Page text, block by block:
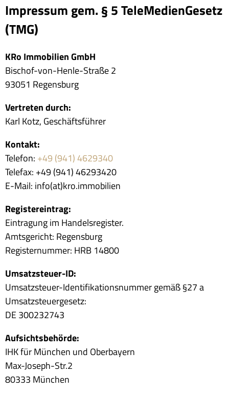
Impressum gem. § 5 TeleMedienGesetz
(TMG)
KRo Immobilien GmbH
Bischof-von-Henle-Straße 2
93051 Regensburg
Vertreten durch:
Karl Kotz, Geschäftsführer
Kontakt:
Telefon: +49 (941) 4629340
Telefax: +49 (941) 46293420
E-Mail: info(at)kro.immobilien
Registereintrag:
Eintragung im Handelsregister.
Amtsgericht: Regensburg
Registernummer: HRB 14800
Umsatzsteuer-ID:
Umsatzsteuer-Identifikationsnummer gemäß §27 a
Umsatzsteuergesetz:
DE 300232743
Aufsichtsbehörde:
IHK für München und Oberbayern
Max-Joseph-Str.2
80333 München